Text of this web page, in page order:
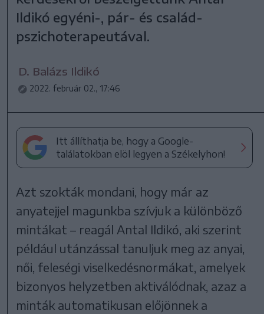
Ildikó egyéni-, pár- és család-
pszichoterapeutával.
D. Balázs Ildikó
2022. február 02., 17:46
Itt állíthatja be, hogy a Google-
találatokban elöl legyen a Székelyhon!
Azt szokták mondani, hogy már az
anyatejjel magunkba szívjuk a különböző
mintákat – reagál Antal Ildikó, aki szerint
például utánzással tanuljuk meg az anyai,
női, feleségi viselkedésnormákat, amelyek
bizonyos helyzetben aktiválódnak, azaz a
minták automatikusan előjönnek a